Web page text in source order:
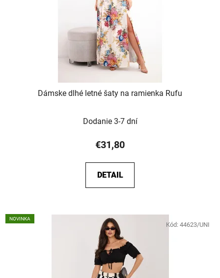
Dámske dlhé letné šaty na ramienka Rufu
Dodanie 3-7 dní
€31,80
DETAIL
NOVINKA
Kód: 44623/UNI